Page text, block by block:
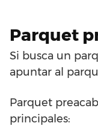
Parquet
Si busca un
apuntar al
Parquet
principales: